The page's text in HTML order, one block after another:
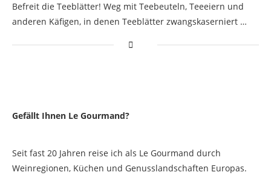
Befreit die Teeblätter! Weg mit Teebeuteln, Teeeiern und
anderen Käfigen, in denen Teeblätter zwangskaserniert …
Gefällt Ihnen Le Gourmand?
Seit fast 20 Jahren reise ich als Le Gourmand durch
Weinregionen, Küchen und Genusslandschaften Europas.